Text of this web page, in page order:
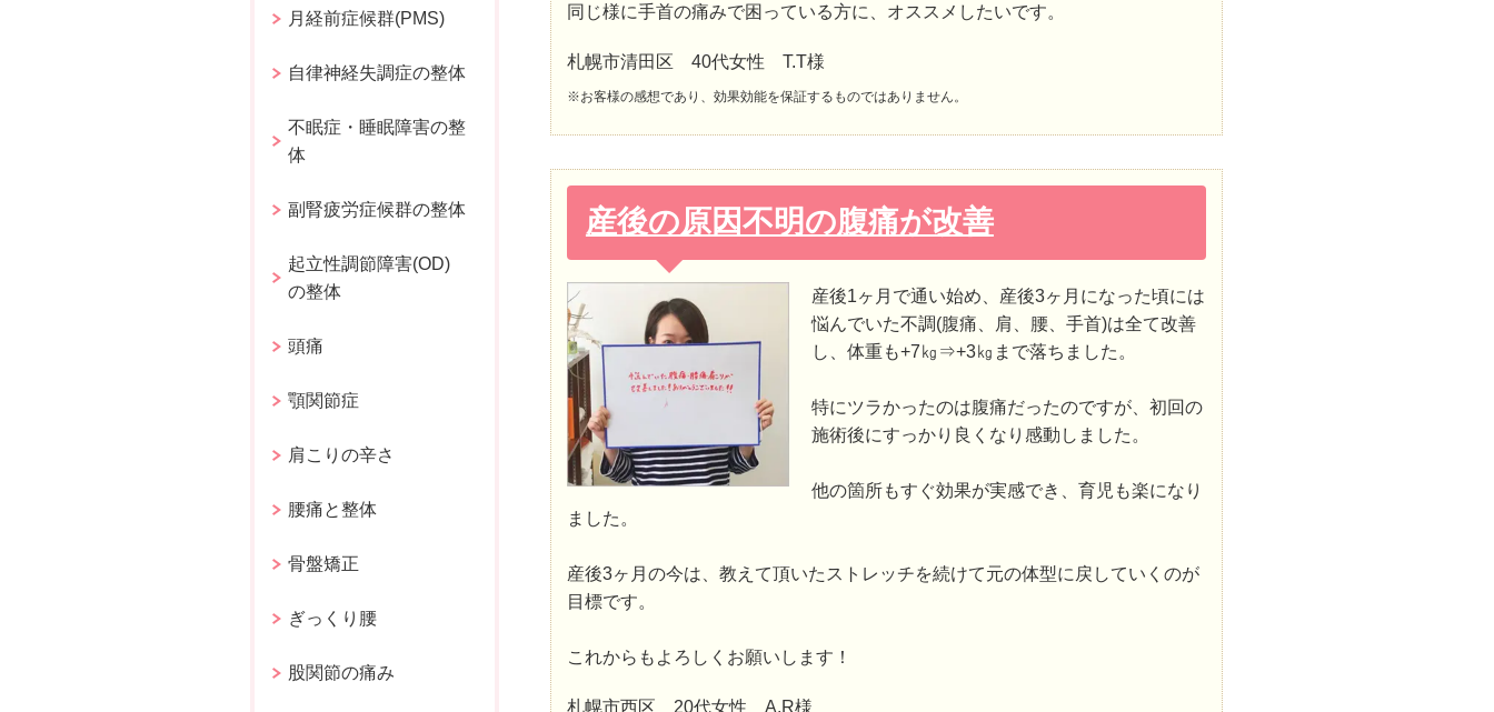
同じ様に手首の痛みで困っている方に、オススメしたいです。
札幌市清田区 40代女性 T.T様
※お客様の感想であり、効果効能を保証するものではありません。
産後の原因不明の腹痛が改善
産後1ヶ月で通い始め、産後3ヶ月になった頃には
悩んでいた不調(腹痛、肩、腰、手首)は全て改善
し、体重も+7㎏⇒+3㎏まで落ちました。
特にツラかったのは腹痛だったのですが、初回の
施術後にすっかり良くなり感動しました。
他の箇所もすぐ効果が実感でき、育児も楽になり
ました。
産後3ヶ月の今は、教えて頂いたストレッチを続けて元の体型に戻していくのが
目標です。
これからもよろしくお願いします！
札幌市西区 20代女性 A.R様
月経前症候群(PMS)
自律神経失調症の整体
不眠症・睡眠障害の整
体
副腎疲労症候群の整体
起立性調節障害(OD)
の整体
頭痛
顎関節症
肩こりの辛さ
腰痛と整体
骨盤矯正
ぎっくり腰
股関節の痛み